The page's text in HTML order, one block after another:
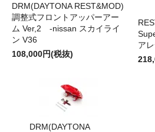
DRM(DAYTONA REST&MOD)
調整式フロントアッパーアー
ム Ver,2 -nissan スカイライ
ン V36
108,000円(税抜)
ア
DRM(DAYTONA